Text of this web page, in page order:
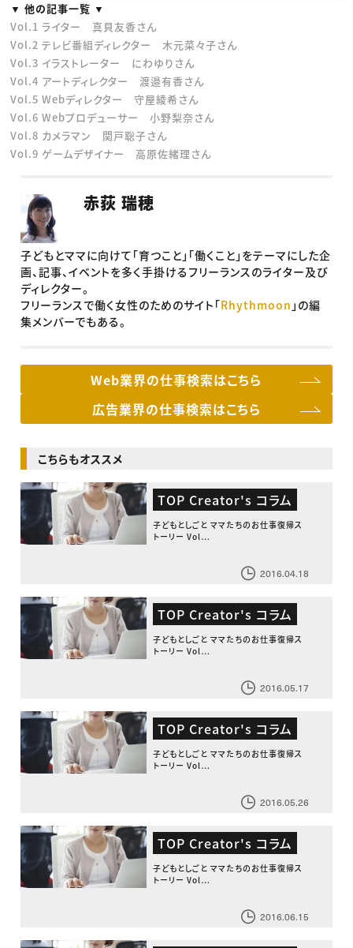
▼ 他の記事一覧 ▼
Vol.1 ライター 真貝友香さん
Vol.2 テレビ番組ディレクター 木元菜々子さん
Vol.3 イラストレーター にわゆりさん
Vol.4 アートディレクター 渡邉有香さん
Vol.5 Webディレクター 守屋綾希さん
Vol.6 Webプロデューサー 小野梨奈さん
Vol.8 カメラマン 関戸聡子さん
Vol.9 ゲームデザイナー 高原佐緒理さん
赤荻 瑞穂
子どもとママに向けて「育つこと」「働くこと」をテーマにした企
画、記事、イベントを多く手掛けるフリーランスのライター及び
ディレクター。
フリーランスで働く女性のためのサイト「Rhythmoon 」の編
集メンバーでもある。
Web業界の仕事検索はこちら
広告業界の仕事検索はこちら
こちらもオススメ
TOP Creator's コラム
子どもとしごと ママたちのお仕事復帰ス
トーリー Vol…
2016.04.18
TOP Creator's コラム
子どもとしごと ママたちのお仕事復帰ス
トーリー Vol…
2016.05.17
TOP Creator's コラム
子どもとしごと ママたちのお仕事復帰ス
トーリー Vol…
2016.05.26
TOP Creator's コラム
子どもとしごと ママたちのお仕事復帰ス
トーリー Vol…
2016.06.15